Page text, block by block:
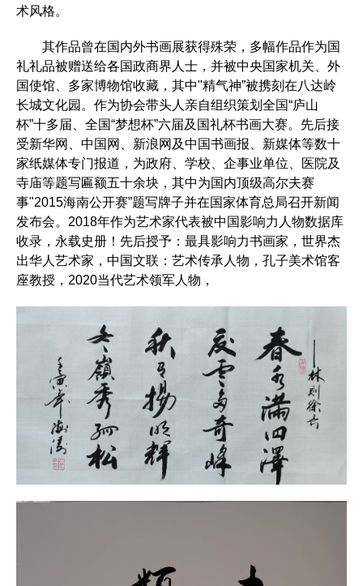
术风格。
其作品曾在国内外书画展获得殊荣，多幅作品作为国
礼礼品被赠送给各国政商界人士，并被中央国家机关、外
国使馆、多家博物馆收藏，其中"精气神”被携刻在八达岭
长城文化园。作为协会带头人亲自组织策划全国“庐山
杯”十多届、全国“梦想杯”六届及国礼杯书画大赛。先后接
受新华网、中国网、新浪网及中国书画报、新媒体等数十
家纸媒体专门报道，为政府、学校、企事业单位、医院及
寺庙等题写匾额五十余块，其中为国内顶级高尔夫赛
事"2015海南公开赛”题写牌子并在国家体育总局召开新闻
发布会。2018年作为艺术家代表被中国影响力人物数据库
收录，永载史册！先后授予：最具影响力书画家，世界杰
出华人艺术家，中国文联：艺术传承人物，孔子美术馆客
座教授，2020当代艺术领军人物，